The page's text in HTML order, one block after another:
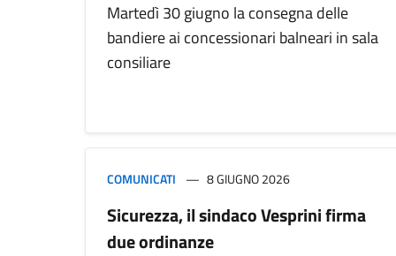
Martedì 30 giugno la consegna delle
bandiere ai concessionari balneari in sala
consiliare
COMUNICATI 8 GIUGNO 2026
Sicurezza, il sindaco Vesprini firma
due ordinanze